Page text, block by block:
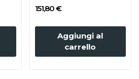
151,80 €
Aggiungi al
carrello